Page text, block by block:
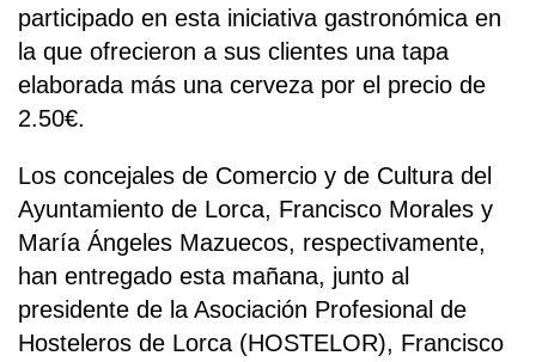
participado en esta iniciativa gastronómica en
la que ofrecieron a sus clientes una tapa
elaborada más una cerveza por el precio de
2.50€.
Los concejales de Comercio y de Cultura del
Ayuntamiento de Lorca, Francisco Morales y
María Ángeles Mazuecos, respectivamente,
han entregado esta mañana, junto al
presidente de la Asociación Profesional de
Hosteleros de Lorca (HOSTELOR), Francisco